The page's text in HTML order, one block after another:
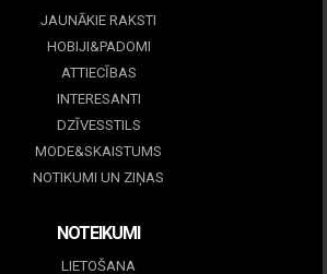
JAUNĀKIE RAKSTI
HOBIJI&PADOMI
ATTIECĪBAS
INTERESANTI
DZĪVESSTILS
MODE&SKAISTUMS
NOTIKUMI UN ZIŅAS
NOTEIKUMI
LIETOŠANA